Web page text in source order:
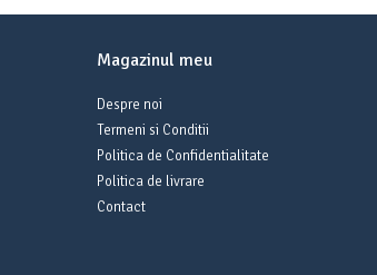
Magazinul meu
Despre noi
Termeni si Conditii
Politica de Confidentialitate
Politica de livrare
Contact